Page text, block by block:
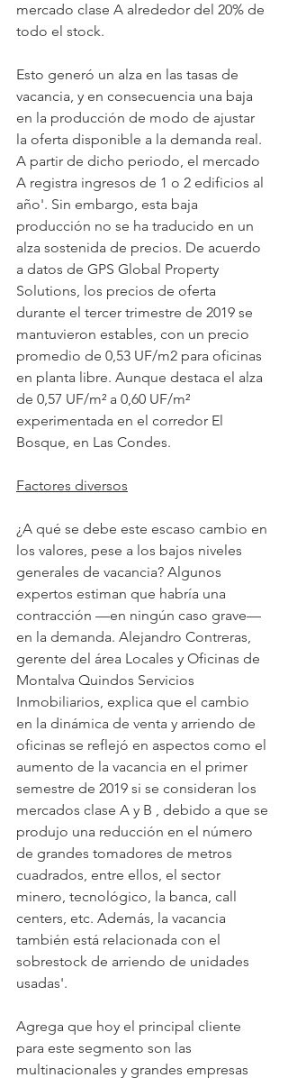
mercado clase A alrededor del 20% de
todo el stock.
Esto generó un alza en las tasas de
vacancia, y en consecuencia una baja
en la producción de modo de ajustar
la oferta disponible a la demanda real.
A partir de dicho periodo, el mercado
A registra ingresos de 1 o 2 edificios al
año'. Sin embargo, esta baja
producción no se ha traducido en un
alza sostenida de precios. De acuerdo
a datos de GPS Global Property
Solutions, los precios de oferta
durante el tercer trimestre de 2019 se
mantuvieron estables, con un precio
promedio de 0,53 UF/m2 para oficinas
en planta libre. Aunque destaca el alza
de 0,57 UF/m² a 0,60 UF/m²
experimentada en el corredor El
Bosque, en Las Condes.
Factores diversos
¿A qué se debe este escaso cambio en
los valores, pese a los bajos niveles
generales de vacancia? Algunos
expertos estiman que habría una
contracción —en ningún caso grave—
en la demanda. Alejandro Contreras,
gerente del área Locales y Oficinas de
Montalva Quindos Servicios
Inmobiliarios, explica que el cambio
en la dinámica de venta y arriendo de
oficinas se reflejó en aspectos como el
aumento de la vacancia en el primer
semestre de 2019 si se consideran los
mercados clase A y B , debido a que se
produjo una reducción en el número
de grandes tomadores de metros
cuadrados, entre ellos, el sector
minero, tecnológico, la banca, call
centers, etc. Además, la vacancia
también está relacionada con el
sobrestock de arriendo de unidades
usadas'.
Agrega que hoy el principal cliente
para este segmento son las
multinacionales y grandes empresas